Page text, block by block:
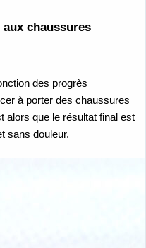
chaussures
des progrès
à porter des chaussures
alors que le résultat final est
sans douleur.